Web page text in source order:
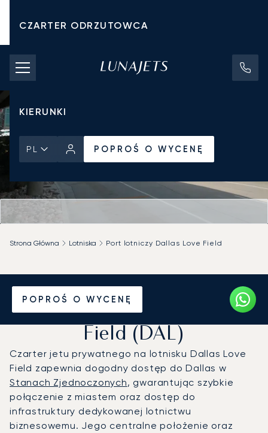
CZARTER ODRZUTOWCA
KOSZTY CZARTERU
PRYWATNE ODRZUTOWCE
KIERUNKI
PL POPROŚ O WYCENĘ
POPROŚ O WYCENĘ
Strona Główna Lotniska Port lotniczy Dallas Love Field
Prywatny odrzutowiec na
Port lotniczy Dallas Love
Field (DAL)
Czarter jetu prywatnego na lotnisku Dallas Love
Field zapewnia dogodny dostęp do Dallas w
Stanach Zjednoczonych, gwarantując szybkie
połączenie z miastem oraz dostęp do
infrastruktury dedykowanej lotnictwu
biznesowemu. Jego centralne położenie oraz